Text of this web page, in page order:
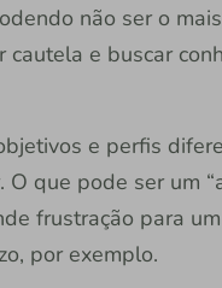
não ser o
cautela e buscar
e perfis
que pode ser um
frustração para
por exemplo.